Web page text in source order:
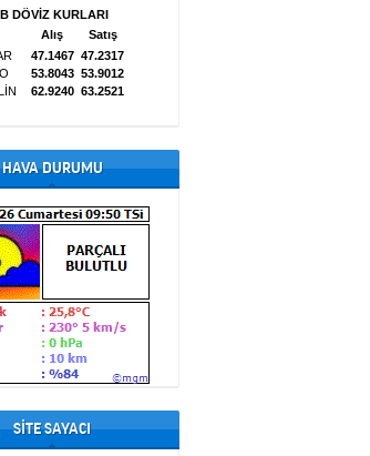
HAVA DURUMU
SİTE SAYACI